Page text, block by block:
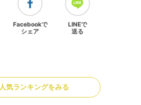
Facebookで
シェア
LINEで
送る
人気ランキングをみる